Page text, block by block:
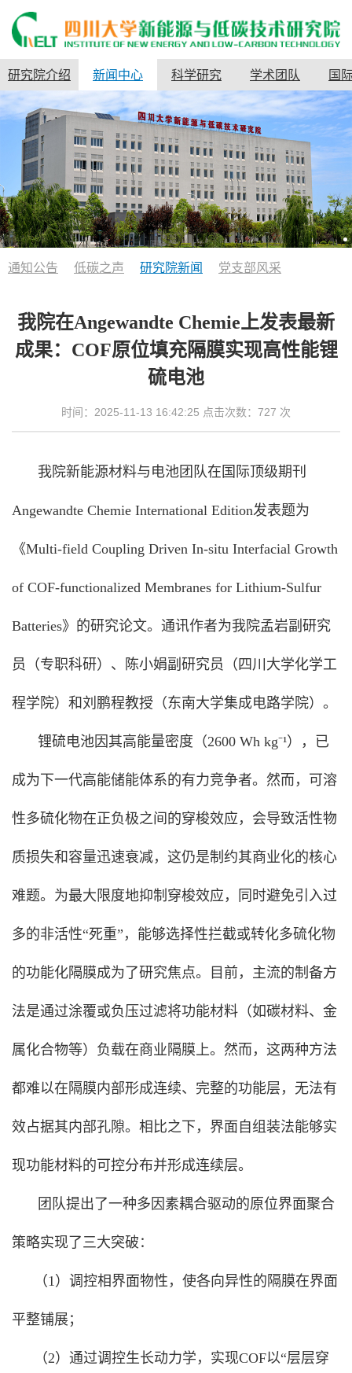
研究院介绍 新闻中心 科学研究 学术团队 国
通知公告 低碳之声 研究院新闻 党支部风采
我院在Angewandte Chemie上发表最新
成果：COF原位填充隔膜实现高性能锂
硫电池
时间：2025-11-13 16:42:25 点击次数： 727 次
我院新能源材料与电池团队在国际顶级期刊
Angewandte Chemie International Edition发表题为
《Multi-field Coupling Driven In-situ Interfacial Growth
of COF-functionalized Membranes for Lithium-Sulfur
Batteries》的研究论文。通讯作者为我院孟岩副研究
员（专职科研）、陈小娟副研究员（四川大学化学工
程学院）和刘鹏程教授（东南大学集成电路学院）。
锂硫电池因其高能量密度（2600 Wh kg⁻¹），已
成为下一代高能储能体系的有力竞争者。然而，可溶
性多硫化物在正负极之间的穿梭效应，会导致活性物
质损失和容量迅速衰减，这仍是制约其商业化的核心
难题。为最大限度地抑制穿梭效应，同时避免引入过
多的非活性“死重”，能够选择性拦截或转化多硫化物
的功能化隔膜成为了研究焦点。目前，主流的制备方
法是通过涂覆或负压过滤将功能材料（如碳材料、金
属化合物等）负载在商业隔膜上。然而，这两种方法
都难以在隔膜内部形成连续、完整的功能层，无法有
效占据其内部孔隙。相比之下，界面自组装法能够实
现功能材料的可控分布并形成连续层。
团队提出了一种多因素耦合驱动的原位界面聚合
策略实现了三大突破：
（1）调控相界面物性，使各向异性的隔膜在界面
平整铺展；
（2）通过调控生长动力学，实现COF以“层层穿